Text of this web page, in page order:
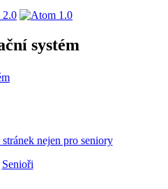
systém
nejen pro seniory